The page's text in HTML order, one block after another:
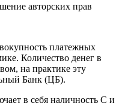
авторских прав
платежных
Количество денег в
на практике эту
Банк (ЦБ).
в себя наличность C и